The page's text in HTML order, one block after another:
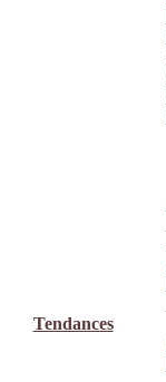
Tendances